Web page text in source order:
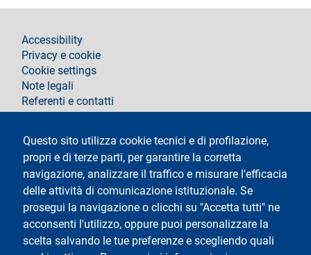
Questo sito utilizza cookie tecnici e di profilazione,
propri e di terze parti, per garantire la corretta
navigazione, analizzare il traffico e misurare l'efficacia
delle attività di comunicazione istituzionale. Se
prosegui la navigazione o clicchi su "Accetta tutti" ne
acconsenti l'utilizzo, oppure puoi personalizzare la
scelta salvando le tue preferenze e scegliendo quali
footer
Accessibility
Privacy e cookie
Cookie settings
Note legali
Referenti e contatti
Testo
Università degli Studi di Milano
Via Festa del Perdono 7 - 20122 Milano